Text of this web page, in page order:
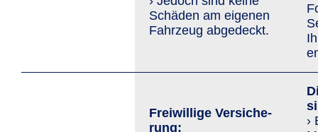
Schäden am eigenen
Fahrzeug abgedeckt.
Freiwillige Versi­che­
rung:
›